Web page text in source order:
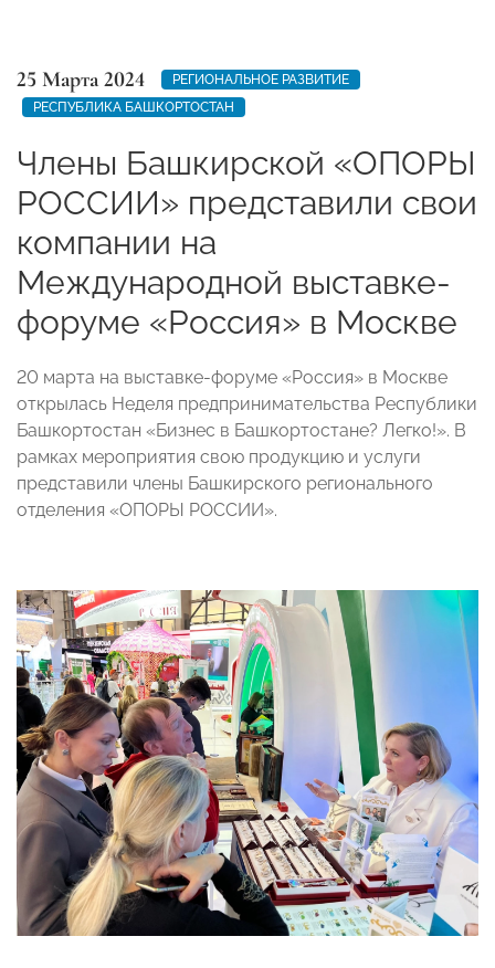
25 Марта 2024
РЕГИОНАЛЬНОЕ РАЗВИТИЕ
РЕСПУБЛИКА БАШКОРТОСТАН
Члены Башкирской «ОПОРЫ
РОССИИ» представили свои
компании на
Международной выставке-
форуме «Россия» в Москве
⁣20 марта на выставке-форуме «Россия» в Москве
открылась Неделя предпринимательства Республики
Башкортостан «Бизнес в Башкортостане? Легко!». В
рамках мероприятия свою продукцию и услуги
представили члены Башкирского регионального
отделения «ОПОРЫ РОССИИ».